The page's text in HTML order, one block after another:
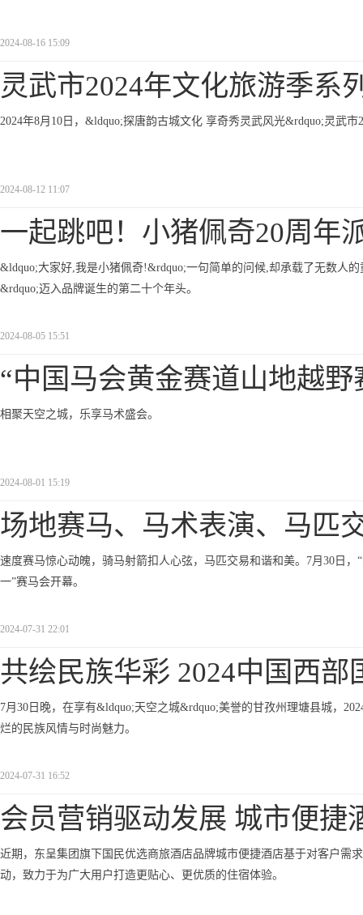
2024-08-16 15:09
灵武市2024年文化旅游季系
2024年8月10日，&ldquo;探唐韵古城文化 享奇秀灵武风光&rdquo;灵武
2024-08-12 11:07
一起跳吧！小猪佩奇20周年
&ldquo;大家好,我是小猪佩奇!&rdquo;一句简单的问候,却承载了无数人
&rdquo;迈入品牌诞生的第二十个年头。
2024-08-05 15:51
“中国马会黄金赛道山地越野
相聚天空之城，乐享马术盛会。
2024-08-01 15:19
场地赛马、马术表演、马匹
速度赛马惊心动魄，骑马射箭扣人心弦，马匹交易和谐和美。7月30日
一”赛马会开幕。
2024-07-31 22:01
共绘民族华彩 2024中国西部
7月30日晚，在享有&ldquo;天空之城&rdquo;美誉的甘孜州理塘县城，
烂的民族风情与时尚魅力。
2024-07-31 16:52
会员营销驱动发展 城市便捷
近期，东呈集团旗下国民优选商旅酒店品牌城市便捷酒店基于对客户需
动，致力于为广大用户打造更贴心、更优质的住宿体验。